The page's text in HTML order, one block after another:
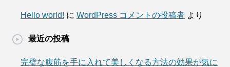
Hello world! に WordPress コメントの投稿者 より
最近の投稿
完璧な腹筋を手に入れて美しくなる方法の効果が気に